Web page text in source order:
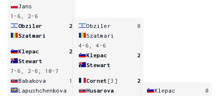
Jans
1-6, 2-6
Obziler
2
Szatmari
Klepac
2
Stewart
7-6, 2-6, 10-7
Babakova
1
Lapushchenkova
Obziler
0
Szatmari
4-6, 4-6
Klepac
2
Stewart
Cornet [3]
2
Husarova
Klepac
0